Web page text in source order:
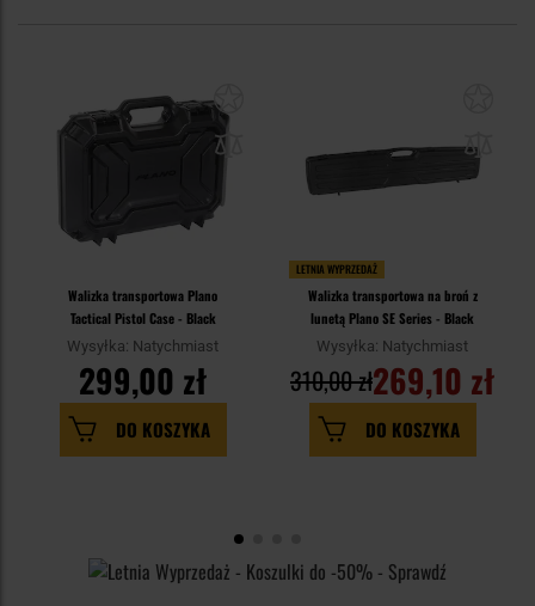
Walizka transportowa Plano
Tactical Pistol Case - Black
Wysyłka: Natychmiast
299,00 zł
DO KOSZYKA
LETNIA WYPRZEDAŻ
Walizka transportowa na broń z
lunetą Plano SE Series - Black
Wysyłka: Natychmiast
269,10 zł
310,00 zł
DO KOSZYKA